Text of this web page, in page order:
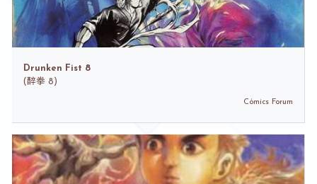
Drunken Fist 8
(醉拳 8)
Cómics Forum